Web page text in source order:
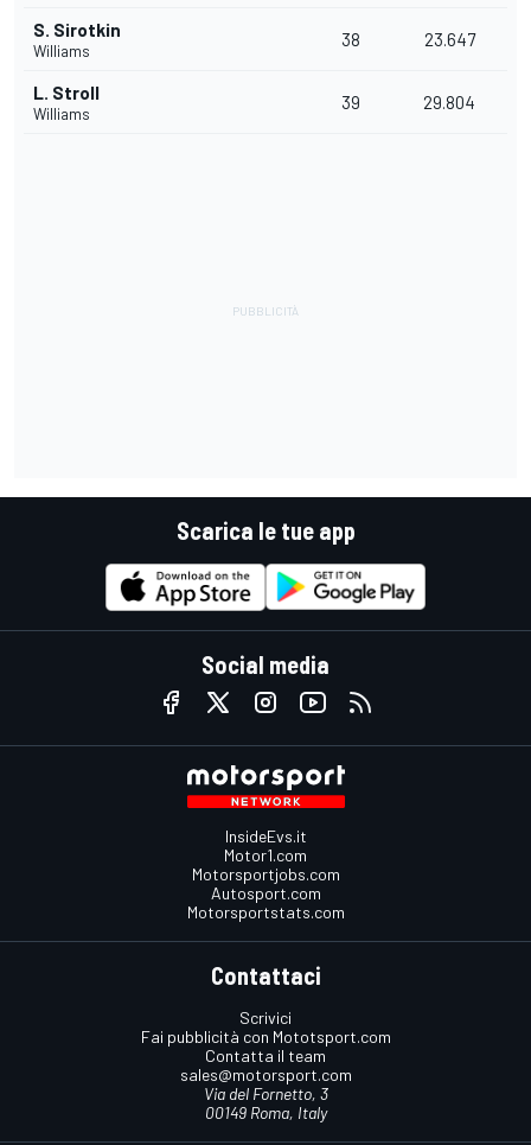
S. Sirotkin
Williams
38 23.647
L. Stroll
Williams
39 29.804
Scarica le tue app
Social media
InsideEvs.it
Motor1.com
Motorsportjobs.com
Autosport.com
Motorsportstats.com
Contattaci
Scrivici
Fai pubblicità con Mototsport.com
Contatta il team
sales@motorsport.com
Via del Fornetto, 3
00149 Roma, Italy